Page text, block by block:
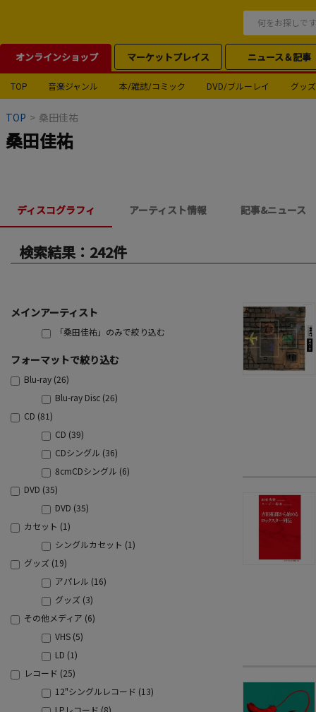
オンラインショップ マーケットプレイス ニュース＆記事
TOP 音楽ジャンル 本/雑誌/コミック DVD/ブルーレイ グッズ
TOP > 桑田佳祐
桑田佳祐
ディスコグラフィ アーティスト情報 記事&ニュース
検索結果：242件
メインアーティスト
「桑田佳祐」のみで絞り込む
フォーマットで絞り込む
Blu-ray (26)
Blu-ray Disc (26)
CD (81)
CD (39)
CDシングル (36)
8cmCDシングル (6)
DVD (35)
DVD (35)
カセット (1)
シングルカセット (1)
グッズ (19)
アパレル (16)
グッズ (3)
その他メディア (6)
VHS (5)
LD (1)
レコード (25)
12"シングルレコード (13)
LPレコード (8)